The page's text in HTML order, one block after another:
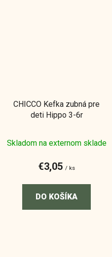
CHICCO Kefka zubná pre
deti Hippo 3-6r
Skladom na externom sklade
€3,05 / ks
DO KOŠÍKA